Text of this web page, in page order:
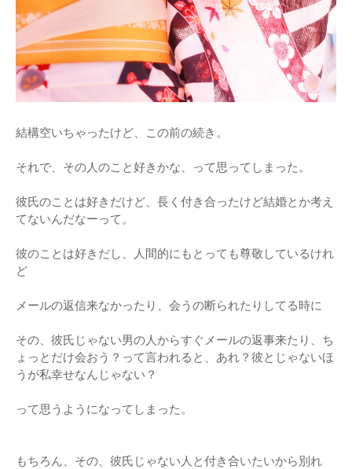
結構空いちゃったけど、この前の続き。
それで、その人のこと好きかな、って思ってしまった。
彼氏のことは好きだけど、長く付き合ったけど結婚とか考え
てないんだなーって。
彼のことは好きだし、人間的にもとっても尊敬しているけれ
ど
メールの返信来なかったり、会うの断られたりしてる時に
その、彼氏じゃない男の人からすぐメールの返事来たり、ち
ょっとだけ会おう？って言われると、あれ？彼とじゃないほ
うが私幸せなんじゃない？
って思うようになってしまった。
もちろん、その、彼氏じゃない人と付き合いたいから別れ